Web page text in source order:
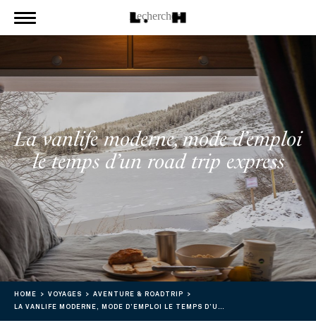
La vanlife moderne, mode d’emploi
le temps d’un road trip express
HOME VOYAGES
AVENTURE & ROADTRIP
LA VANLIFE MODERNE, MODE D’EMPLOI LE TEMPS D’UN ROAD TRIP EXPRESS